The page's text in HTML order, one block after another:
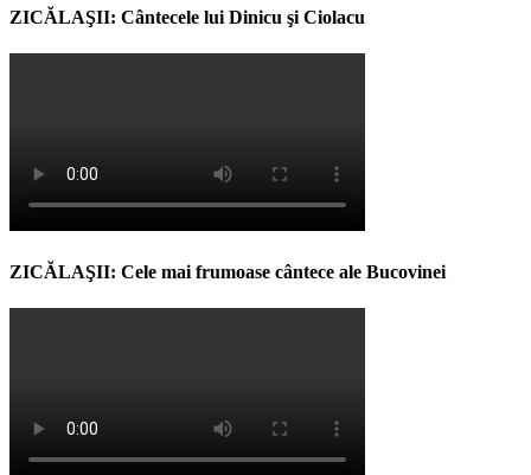
ZICĂLAŞII: Cântecele lui Dinicu şi Ciolacu
ZICĂLAŞII: Cele mai frumoase cântece ale Bucovinei